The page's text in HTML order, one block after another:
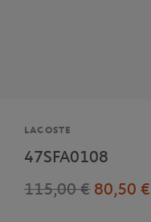
Marque
LACOSTE
47SFA0108
115,00 € 80,50 €